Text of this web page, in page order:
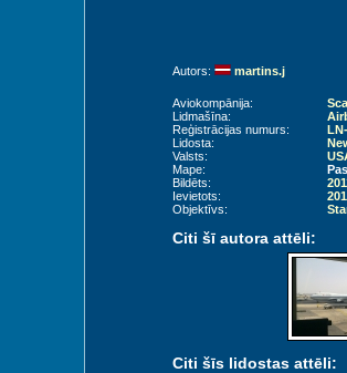
Autors: martins.j
Aviokompānija:
Lidmašīna:
Reģistrācijas numurs:
Lidosta:
Valsts:
Mape:
Bildēts:
Ievietots:
Objektīvs:
Citi šī autora attēli:
Citi šīs lidostas attēli: